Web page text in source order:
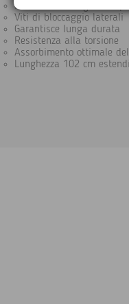
Robusto con cinghia a
Viti di bloccaggio laterali
Garantisce lunga durata
Resistenza alla torsione
Assorbimento ottimale
Lunghezza 102 cm